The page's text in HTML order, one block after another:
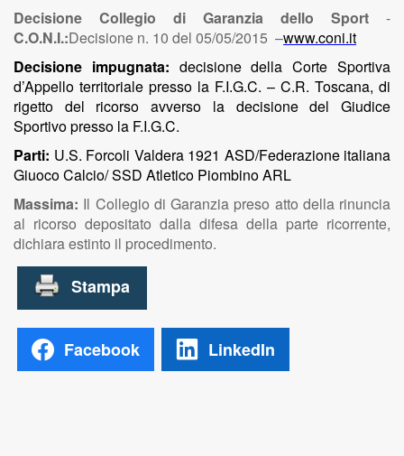
Decisione Collegio di Garanzia dello Sport -
C.O.N.I.:Decisione n. 10 del 05/05/2015 –www.coni.it
Decisione impugnata: decisione della Corte Sportiva
d’Appello territoriale presso la F.I.G.C. – C.R. Toscana, di
rigetto del ricorso avverso la decisione del Giudice
Sportivo presso la F.I.G.C.
Parti: U.S. Forcoli Valdera 1921 ASD/Federazione italiana
Giuoco Calcio/ SSD Atletico Piombino ARL
Massima: Il Collegio di Garanzia preso atto della rinuncia
al ricorso depositato dalla difesa della parte ricorrente,
dichiara estinto il procedimento.
Facebook LinkedIn